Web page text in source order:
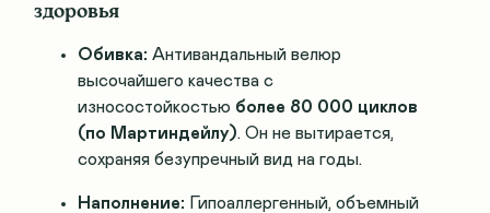
здоровья
Обивка: Антивандальный велюр
высочайшего качества с
износостойкостью более 80 000 циклов
(по Мартиндейлу). Он не вытирается,
сохраняя безупречный вид на годы.
Наполнение: Гипоаллергенный, объемный